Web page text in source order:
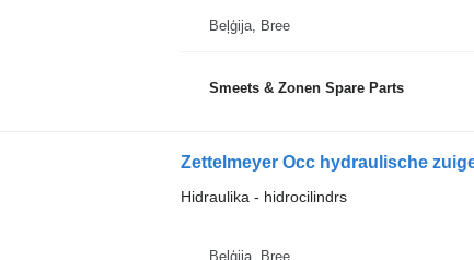
Beļģija, Bree
Smeets & Zonen Spare Parts
Hidraulika - hidrocilindrs
Beļģija, Bree